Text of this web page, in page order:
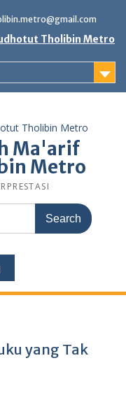
Tholibin Metro
Ma'arif
Metro
yang Tak